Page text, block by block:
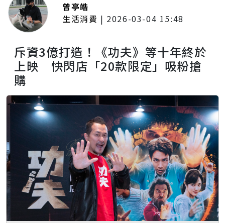
曾亭皓
生活消費 | 2026-03-04 15:48
斥資3億打造！《功夫》等十年終於
上映 快閃店「20款限定」吸粉搶
購